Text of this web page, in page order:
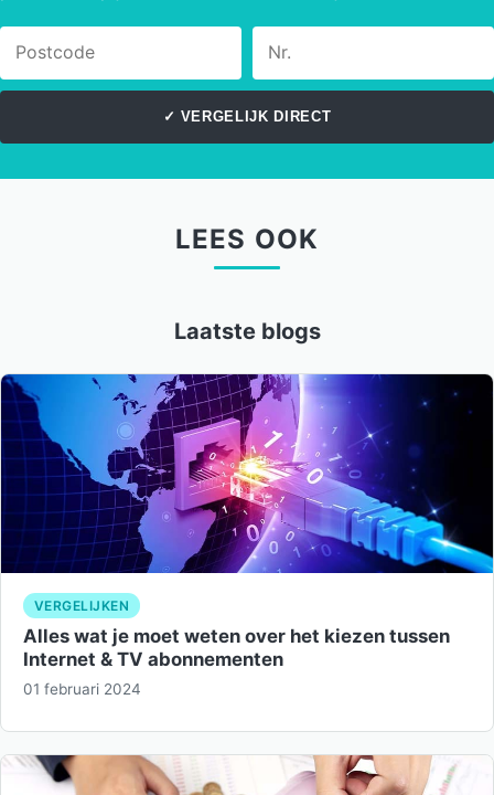
✓ VERGELIJK DIRECT
LEES OOK
Laatste blogs
VERGELIJKEN
Alles wat je moet weten over het kiezen tussen
Internet & TV abonnementen
01 februari 2024